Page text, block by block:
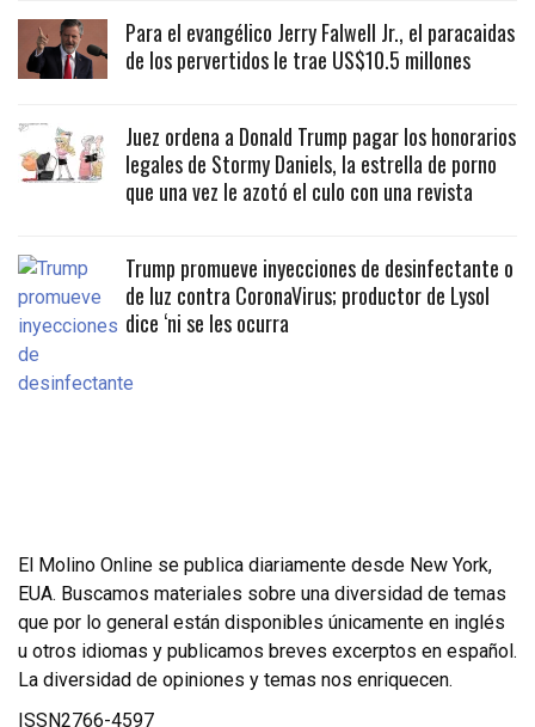
Para el evangélico Jerry Falwell Jr., el paracaidas
de los pervertidos le trae US$10.5 millones
Juez ordena a Donald Trump pagar los honorarios
legales de Stormy Daniels, la estrella de porno
que una vez le azotó el culo con una revista
Trump promueve inyecciones de desinfectante o
de luz contra CoronaVirus; productor de Lysol
dice ‘ni se les ocurra
El Molino Online se publica diariamente desde New York,
EUA. Buscamos materiales sobre una diversidad de temas
que por lo general están disponibles únicamente en inglés
u otros idiomas y publicamos breves excerptos en español.
La diversidad de opiniones y temas nos enriquecen.
ISSN2766-4597